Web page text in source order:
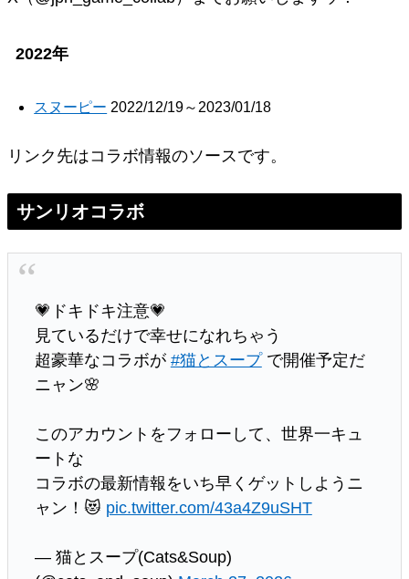
2022年
スヌーピー 2022/12/19～2023/01/18
リンク先はコラボ情報のソースです。
サンリオコラボ
💗ドキドキ注意💗
見ているだけで幸せになれちゃう
超豪華なコラボが #猫とスープで開催予定だ
ニャン🌸
このアカウントをフォローして、世界一キュ
ートな
コラボの最新情報をいち早くゲットしようニ
ャン！😻 pic.twitter.com/43a4Z9uSHT
— 猫とスープ(Cats&Soup)